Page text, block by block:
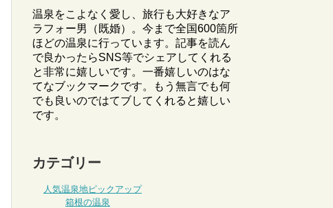
温泉をこよなく愛し、旅行も大好きなア
ラフォー男（既婚）。今まで全国600箇所
ほどの温泉に行っています。記事を読ん
で良かったらSNS等でシェアしてくれる
と非常に嬉しいです。一番嬉しいのはな
てなブックマークです。もう無言でも何
でも良いのではてブしてくれると嬉しい
です。
カテゴリー
人気温泉地ピックアップ
箱根の温泉